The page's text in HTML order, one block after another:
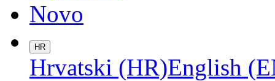
Novo
HR
Hrvatski (HR)English